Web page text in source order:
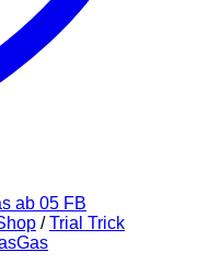
/ Trial Trick